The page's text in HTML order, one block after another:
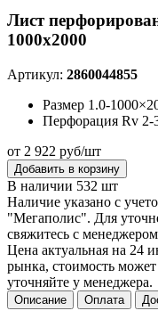
Лист
1000х2000
Артикул: 2860044855
Размер 1.0-
Перфорация Rv 2-
от 2 922 руб/шт
Добавить в корзину
В наличии 532 шт
Наличие указано с
"Мегаполис". Для
свяжитесь с
Цена актуальная на 24
рынка, стоимость
уточняйте у менеджера.
Описание Оплата